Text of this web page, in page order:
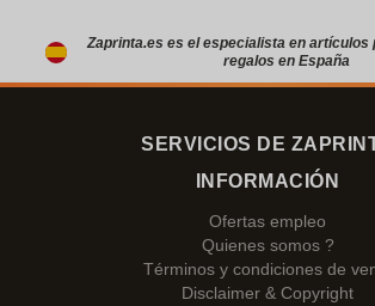
Zaprinta.es es el especialista en artículos
regalos en España
SERVICIOS DE
INFORMACIÓN
Ofertas empleo
Quienes somos ?
Términos y condiciones de
Disclaimer & Copyright